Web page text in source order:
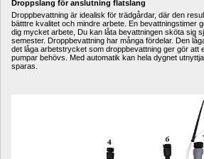
Droppslang för anslutning flatslang
Droppbevattning är idealisk för trädgårdar, där den
bätttre kvalitet och mindre arbete. En bevattningstimer
dig mycket arbete, Du kan låta bevattningen sköta sig
semester. Droppbevattning har många fördelar. Den
det låga arbetstrycket som droppbevattning ger gör att
pumpar behövs. Med automatik kan hela dygnet
sparas.